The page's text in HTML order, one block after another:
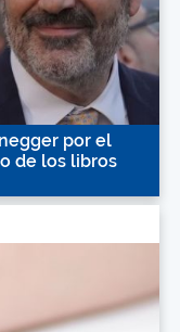
por el
de los libros